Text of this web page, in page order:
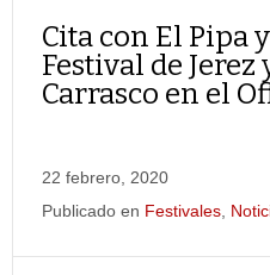
Cita con El Pipa
Festival de
Carrasco en el
22 febrero, 2020
Publicado en Festivales